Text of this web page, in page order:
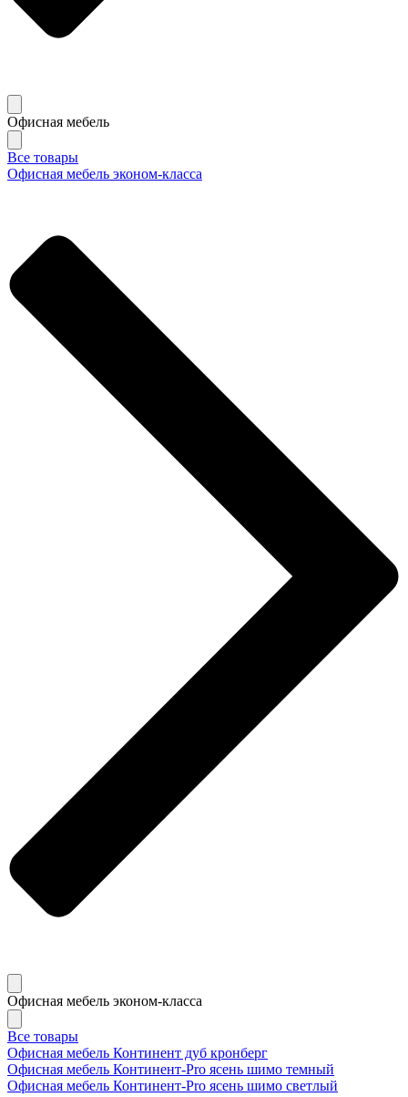
Офисная мебель
Все товары
Офисная мебель эконом-класса
Офисная мебель эконом-класса
Все товары
Офисная мебель Континент дуб кронберг
Офисная мебель Континент-Pro ясень шимо темный
Офисная мебель Континент-Pro ясень шимо светлый